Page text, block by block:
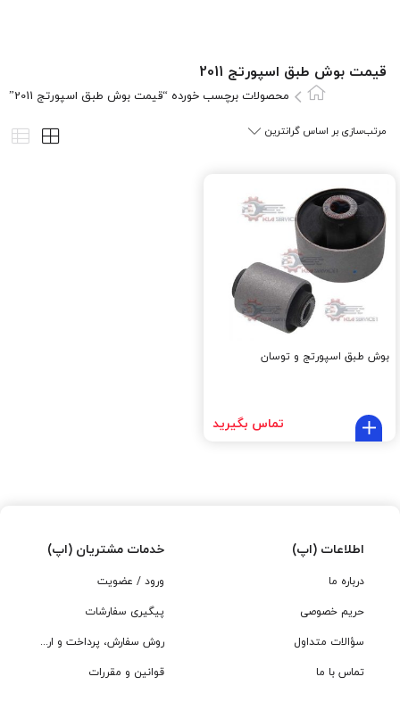
قیمت بوش طبق اسپورتج 2011
محصولات برچسب خورده “قیمت بوش طبق اسپورتج 2011”
بوش طبق اسپورتج و توسان
تماس بگیرید
اطلاعات (اپ)
درباره ما
حریم خصوصی
سؤالات متداول
تماس با ما
خدمات مشتریان (اپ)
ورود / عضویت
پیگیری سفارشات
روش سفارش، پرداخت و ارسال
قوانین و مقررات